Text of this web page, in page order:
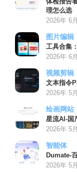
理怎么选
2026年 6
图片编辑
工具合集
2026年 6
视频剪辑
文本指令
2026年 5
绘画网站
星流AI-国
2026年 5
智能体
Dumate-
2026年 5